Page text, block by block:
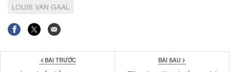
LOUIS VAN GAAL
BÀI TRƯỚC
BÀI SAU